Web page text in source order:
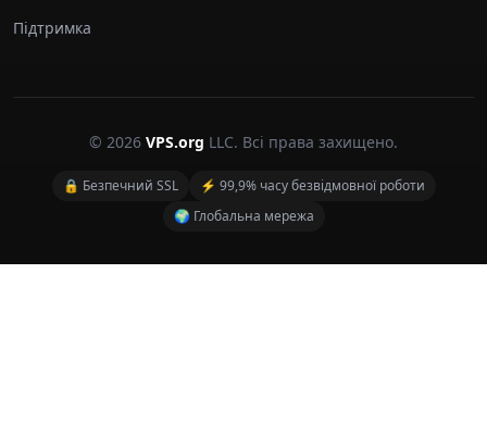
Підтримка
© 2026 VPS.org LLC. Всі права захищено.
🔒 Безпечний SSL
⚡ 99,9% часу безвідмовної роботи
🌍 Глобальна мережа